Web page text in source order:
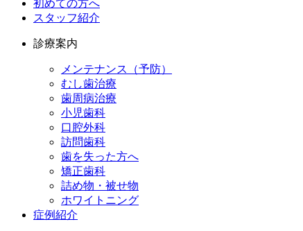
初めての方へ
スタッフ紹介
診療案内
メンテナンス（予防）
むし歯治療
歯周病治療
小児歯科
口腔外科
訪問歯科
歯を失った方へ
矯正歯科
詰め物・被せ物
ホワイトニング
症例紹介